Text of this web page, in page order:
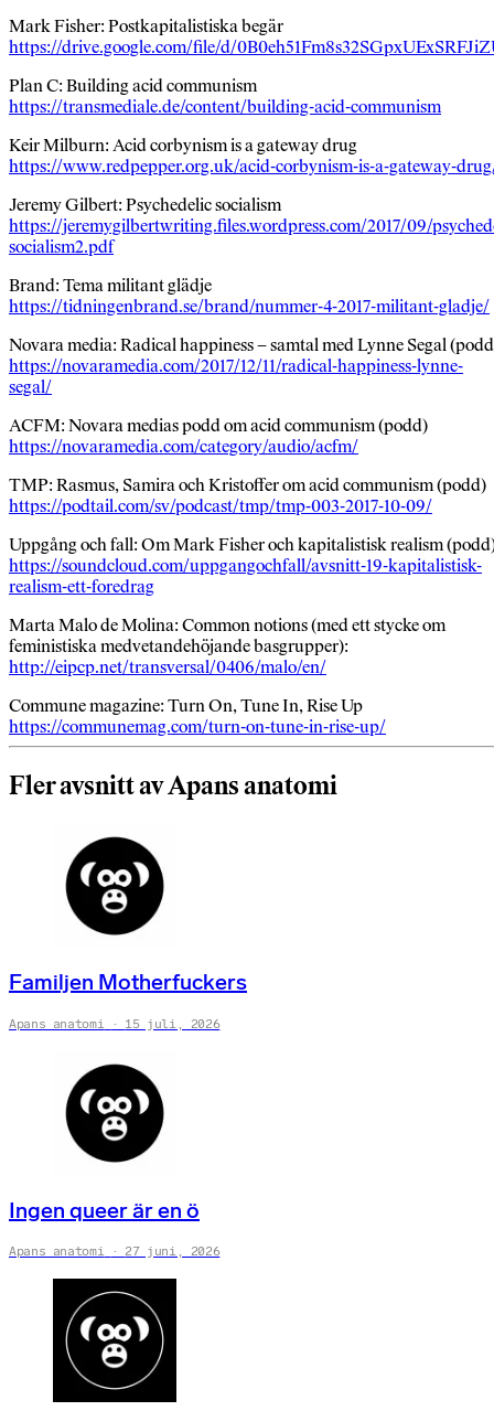
Mark Fisher: Postkapitalistiska begär
https://drive.google.com/file/d/
Plan C: Building acid communism
https://transmediale.de/content/building-acid-communism
Keir Milburn: Acid corbynism is a gateway drug
https://www.redpepper.org.uk/acid-corbynism-is-a-gateway-
Jeremy Gilbert: Psychedelic socialism
https://jeremygilbertwriting.files.wordpress.com/2017/09/
socialism2.pdf
Brand: Tema militant glädje
https://tidningenbrand.se/brand/nummer-4-2017-militant-gladje/
Novara media: Radical happiness – samtal med Lynne Segal
https://novaramedia.com/2017/12/11/radical-happiness-lynne-
segal/
ACFM: Novara medias podd om acid communism (podd)
https://novaramedia.com/category/audio/acfm/
TMP: Rasmus, Samira och Kristoffer om acid communism (podd)
https://podtail.com/sv/podcast/tmp/tmp-003-2017-10-09/
Uppgång och fall: Om Mark Fisher och kapitalistisk realism
https://soundcloud.com/uppgangochfall/avsnitt-19-kapitalistisk-
realism-ett-foredrag
Marta Malo de Molina: Common notions (med ett stycke om
feministiska medvetandehöjande basgrupper):
http://eipcp.net/transversal/0406/malo/en/
Commune magazine: Turn On, Tune In, Rise Up
https://communemag.com/turn-on-tune-in-rise-up/
Fler avsnitt av Apans anatomi
Familjen Motherfuckers
Apans anatomi 15 juli, 2026
Ingen queer är en ö
Apans anatomi 27 juni, 2026